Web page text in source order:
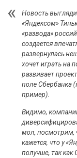
Новость
«Яндексом»
«развода»
создается
развернулась
хочет играть на
развивает
поле Сбербанка
пример).
Видимо,
мол, посмотрим,
кажется, что у
получше, так как